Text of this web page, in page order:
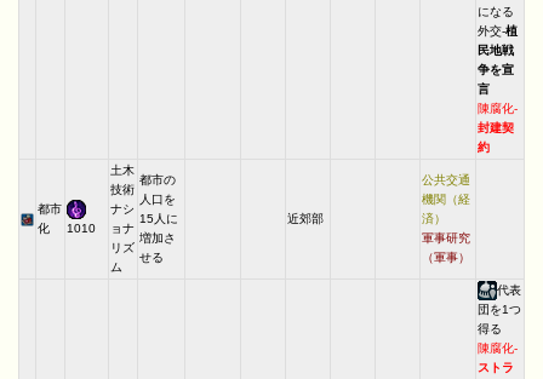
になる
外交-植
民地戦
争を宣
言
陳腐化-
封建契
約
都市
化
1010
土木
技術
ナシ
ョナ
リズ
ム
都市の
人口を
15人に
増加さ
せる
近郊部
公共交通
機関（経
済）
軍事研究
（軍事）
代表
団を1つ
得る
陳腐化-
ストラ